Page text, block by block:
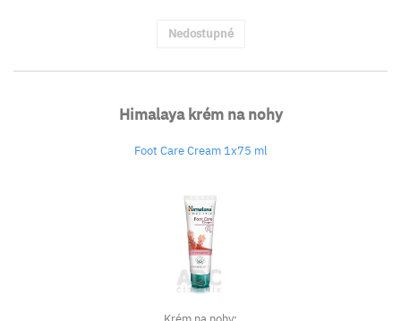
Nedostupné
Himalaya krém na nohy
Foot Care Cream 1x75 ml